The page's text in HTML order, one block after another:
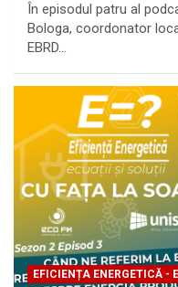
În episodul patru al
Bologa, coordonator
EBRD…
EFICIENȚA ENERGETICĂ -